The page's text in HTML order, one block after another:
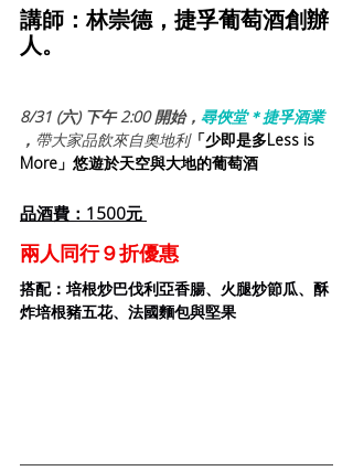
講師：林崇德，捷孚葡萄酒創辦
人。
8/31 (六) 下午 2:00 開始， 尋俠堂＊捷孚酒業
， 帶大家品飲來自奧地利「少即是多Less is
More」悠遊於天空與大地的葡萄酒
品酒費：1500元
兩人同行９折優惠
搭配：培根炒巴伐利亞香腸、火腿炒節瓜、酥
炸培根豬五花、法國麵包與堅果